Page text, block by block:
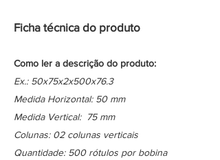
Ficha técnica do produto
Como ler a descrição do produto:
Ex.: 50x75x2x500x76.3
Medida Horizontal: 50 mm
Medida Vertical: 75 mm
Colunas: 02 colunas verticais
Quantidade: 500 rótulos por bobina